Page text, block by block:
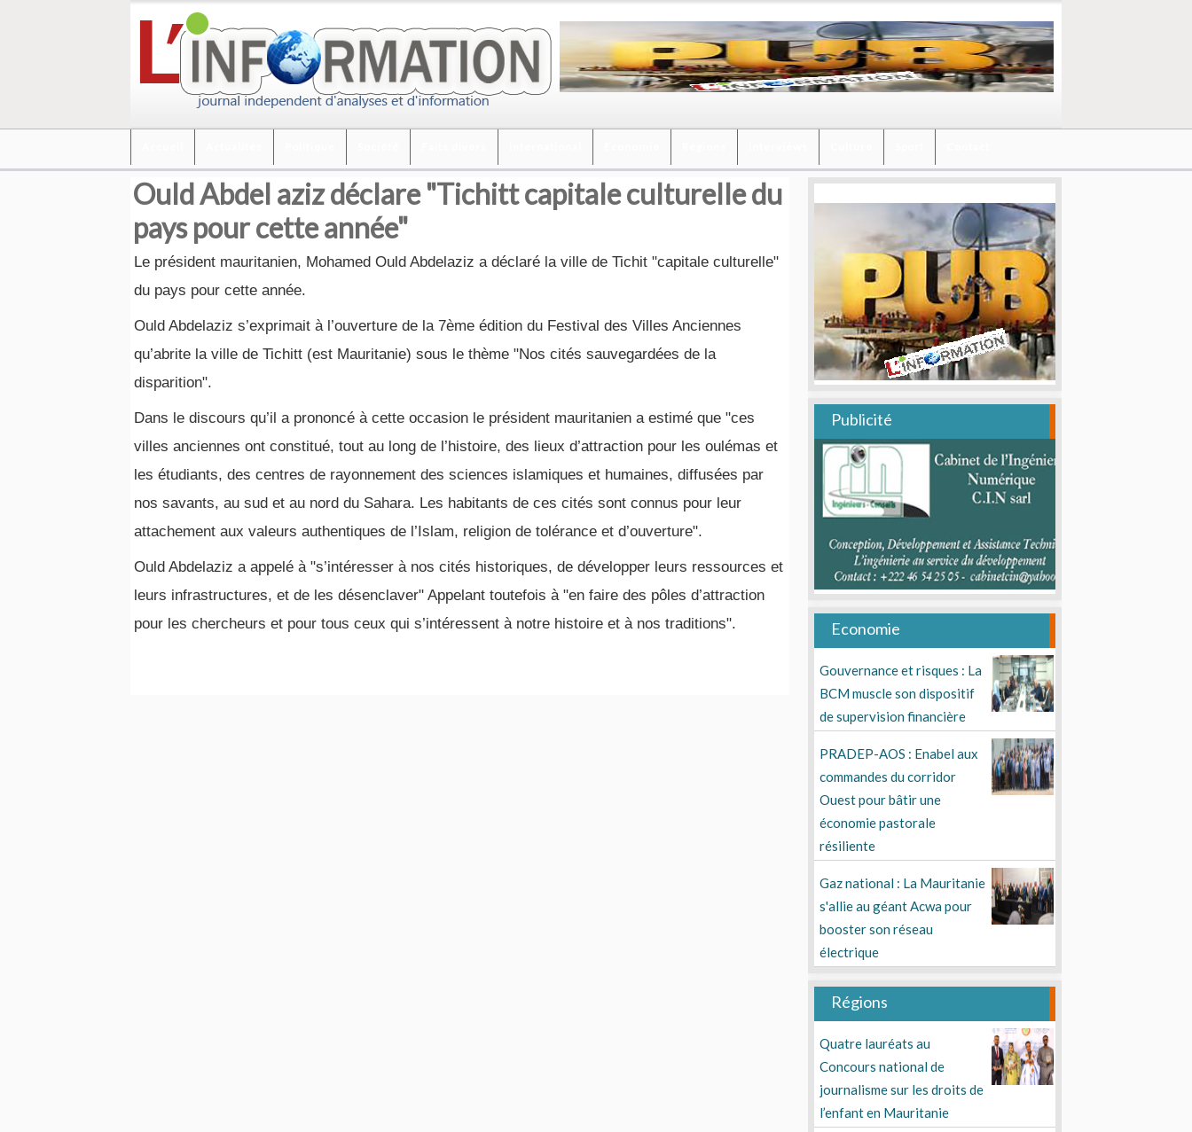
Publicité
Economie
Gouvernance et risques : La
BCM muscle son dispositif
de supervision financière
PRADEP-AOS : Enabel aux
commandes du corridor
Ouest pour bâtir une
économie pastorale
résiliente
Gaz national : La Mauritanie
s'allie au géant Acwa pour
booster son réseau
électrique
Régions
Quatre lauréats au
Concours national de
journalisme sur les droits de
l’enfant en Mauritanie
Ould Abdel aziz déclare "Tichitt capitale culturelle du
pays pour cette année"
Le président mauritanien, Mohamed Ould Abdelaziz a déclaré la ville de Tichit "capitale culturelle"
du pays pour cette année.
Ould Abdelaziz s’exprimait à l’ouverture de la 7ème édition du Festival des Villes Anciennes
qu’abrite la ville de Tichitt (est Mauritanie) sous le thème "Nos cités sauvegardées de la
disparition".
Dans le discours qu’il a prononcé à cette occasion le président mauritanien a estimé que "ces
villes anciennes ont constitué, tout au long de l’histoire, des lieux d’attraction pour les oulémas et
les étudiants, des centres de rayonnement des sciences islamiques et humaines, diffusées par
nos savants, au sud et au nord du Sahara. Les habitants de ces cités sont connus pour leur
attachement aux valeurs authentiques de l’Islam, religion de tolérance et d’ouverture".
Ould Abdelaziz a appelé à "s’intéresser à nos cités historiques, de développer leurs ressources et
leurs infrastructures, et de les désenclaver" Appelant toutefois à "en faire des pôles d’attraction
pour les chercheurs et pour tous ceux qui s’intéressent à notre histoire et à nos traditions".